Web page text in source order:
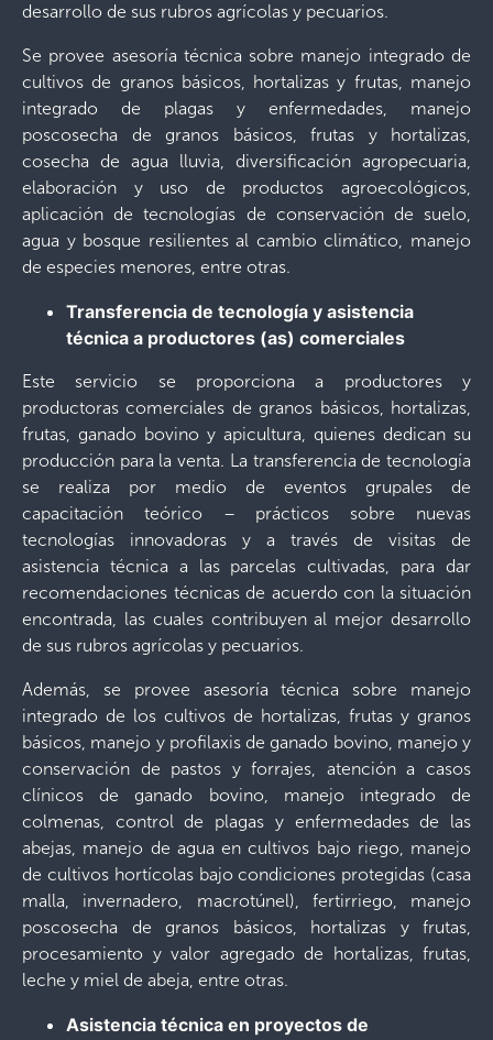
desarrollo de sus rubros agrícolas y pecuarios.
Se provee asesoría técnica sobre manejo integrado de
cultivos de granos básicos, hortalizas y frutas, manejo
integrado de plagas y enfermedades, manejo
poscosecha de granos básicos, frutas y hortalizas,
cosecha de agua lluvia, diversificación agropecuaria,
elaboración y uso de productos agroecológicos,
aplicación de tecnologías de conservación de suelo,
agua y bosque resilientes al cambio climático, manejo
de especies menores, entre otras.
Transferencia de tecnología y asistencia
técnica a productores (as) comerciales
Este servicio se proporciona a productores y
productoras comerciales de granos básicos, hortalizas,
frutas, ganado bovino y apicultura, quienes dedican su
producción para la venta. La transferencia de tecnología
se realiza por medio de eventos grupales de
capacitación teórico – prácticos sobre nuevas
tecnologías innovadoras y a través de visitas de
asistencia técnica a las parcelas cultivadas, para dar
recomendaciones técnicas de acuerdo con la situación
encontrada, las cuales contribuyen al mejor desarrollo
de sus rubros agrícolas y pecuarios.
Además, se provee asesoría técnica sobre manejo
integrado de los cultivos de hortalizas, frutas y granos
básicos, manejo y profilaxis de ganado bovino, manejo y
conservación de pastos y forrajes, atención a casos
clínicos de ganado bovino, manejo integrado de
colmenas, control de plagas y enfermedades de las
abejas, manejo de agua en cultivos bajo riego, manejo
de cultivos hortícolas bajo condiciones protegidas (casa
malla, invernadero, macrotúnel), fertirriego, manejo
poscosecha de granos básicos, hortalizas y frutas,
procesamiento y valor agregado de hortalizas, frutas,
leche y miel de abeja, entre otras.
Asistencia técnica en proyectos de